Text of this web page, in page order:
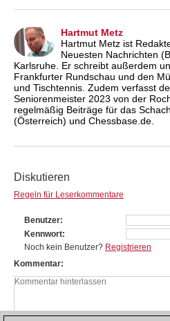
Hartmut Metz
Hartmut Metz ist
Neuesten Nachrichten
Karlsruhe. Er schreibt außerdem
Frankfurter Rundschau und den
und Tischtennis. Zudem verfasst
Seniorenmeister 2023 von der
regelmäßig Beiträge für das
(Österreich) und Chessbase.de.
Diskutieren
Regeln für Leserkommentare
Benutzer
Kennwort
Noch kein Benutzer? Registrieren
Kommentar